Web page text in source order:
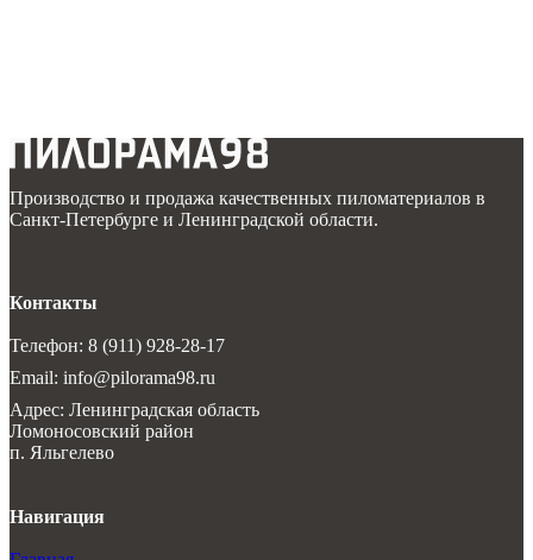
Производство и продажа качественных пиломатериалов в
Санкт-Петербурге и Ленинградской области.
Контакты
Телефон: 8 (911) 928-28-17
Email: info@pilorama98.ru
Адрес: Ленинградская область
Ломоносовский район
п. Яльгелево
Навигация